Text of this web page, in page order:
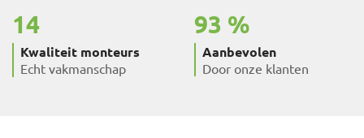
14
Kwaliteit monteurs
Echt vakmanschap
93
Aanbevolen
Door onze klanten